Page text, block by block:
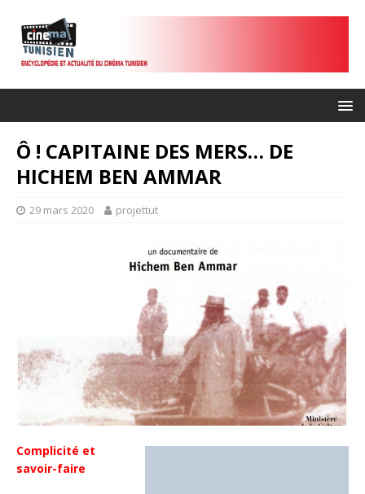
Ô ! CAPITAINE DES MERS… DE
HICHEM BEN AMMAR
29 mars 2020 projettut
Complicité et
savoir-faire